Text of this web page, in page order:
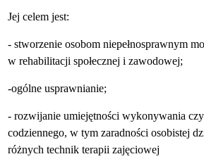
Jej celem jest:
- stworzenie osobom niepełnosprawnym
w rehabilitacji społecznej i zawodowej;
-ogólne usprawnianie;
- rozwijanie umiejętności wykonywania
codziennego, w tym zaradności osobistej
różnych technikterapii zajęciowej